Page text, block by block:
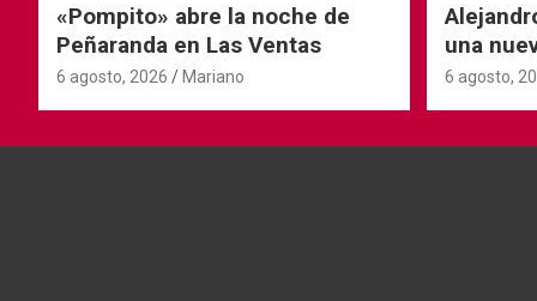
«Pompito» abre la noche de
Peñaranda en Las Ventas
6 agosto, 2026 Mariano
una
6 agosto,